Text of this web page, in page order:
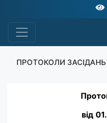
ПРОТОКОЛИ
від